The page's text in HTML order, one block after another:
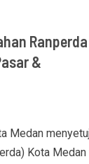
Ranperda
&
Medan
Kota